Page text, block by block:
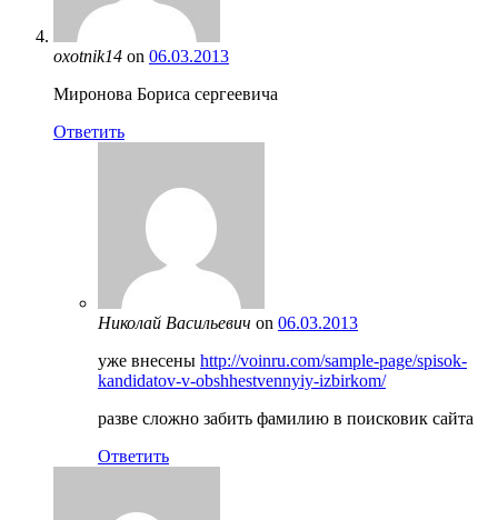
oxotnik14 on 06.03.2013
Миронова Бориса сергеевича
Ответить
Николай Васильевич on 06.03.2013
уже внесены http://voinru.com/sample-page/spisok-
kandidatov-v-obshhestvennyiy-izbirkom/
разве сложно забить фамилию в поисковик сайта
Ответить